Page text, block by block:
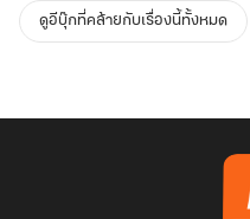
ดูอีบุ๊กที่คล้ายกับเรื่องนี้ทั้งหมด